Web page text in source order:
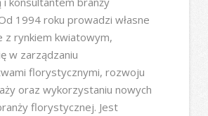
1994 roku prowadzi własne
z rynkiem kwiatowym,
w zarządzaniu
florystycznymi, rozwoju
oraz wykorzystaniu nowych
florystycznej. Jest